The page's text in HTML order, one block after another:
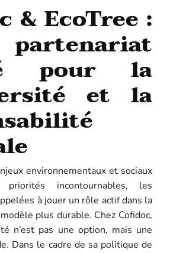
& EcoTree :
pour la
et la
environnementaux et sociaux
priorités incontournables, les
à jouer un rôle actif dans la
plus durable. Chez Cofidoc,
n’est pas une option, mais une
Dans le cadre de sa politique de